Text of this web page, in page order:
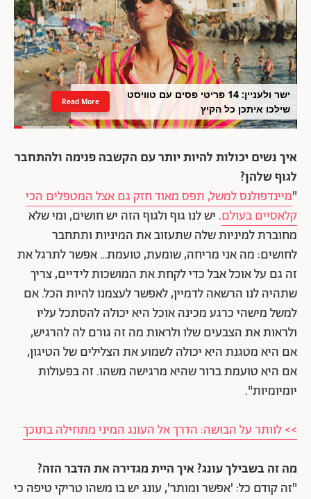
ישר ולעניין: 14 פריטי פסים עם טוויסט
שילכו איתכן כל הקיץ
Read More
איך נשים יכולות להיות יותר עם הקשבה פנימה ולהתחבר
לגוף שלהן?
"מיינדפולנס למשל, תפס מאוד חזק גם אצל המטפלים הכי
קלאסיים בעולם. יש לנו גוף ולגוף הזה יש חושים, ומי שלא
מחוברת למיניות שלה שתעזוב את המיניות ותתחבר
לחושים: מה אני מריחה, שומעת, טועמת… אפשר לתרגל את
זה גם על אוכל אבל כדי לקחת את המושכות לידיים, צריך
שתהיה לנו הרשאה לדמיין, לאפשר לעצמנו להיות הכל. אם
למשל מישהי כרגע מכינה אוכל היא יכולה להסתכל עליו
ולראות את הצבעים שלו ולראות מה זה גורם לה להרגיש,
אם היא מטגנת היא יכולה לשמוע את הצלילים של הטיגון,
אם היא טועמת ברור שהיא מרגישה משהו. זה בפעולות
יומיומיות".
>> לוותר על הבושה: הדרך אל העונג המיני מתחילה בתוכך
מה זה בשבילך עונג? איך היית מגדירה את הדבר הזה?
"זה קודם כל: 'אפשר ומותר', עונג יש בו משהו טריקי טיפה כי